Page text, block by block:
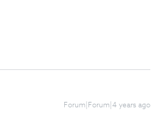
Forum|Forum|4 years ago